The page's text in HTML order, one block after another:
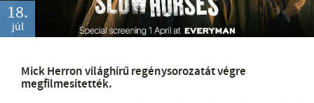
18.
júl
Mick Herron világhírű regénysorozatát végre
megfilmesítették.